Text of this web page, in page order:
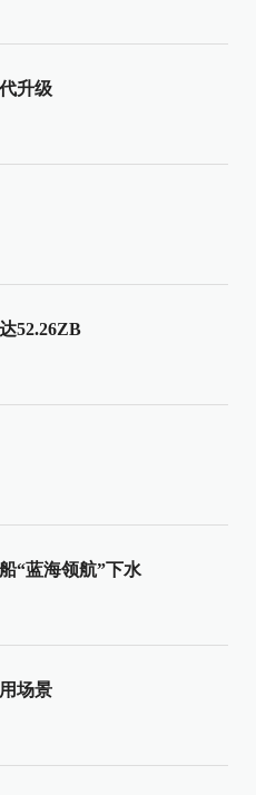
升级
52.26ZB
“蓝海领航”下水
场景